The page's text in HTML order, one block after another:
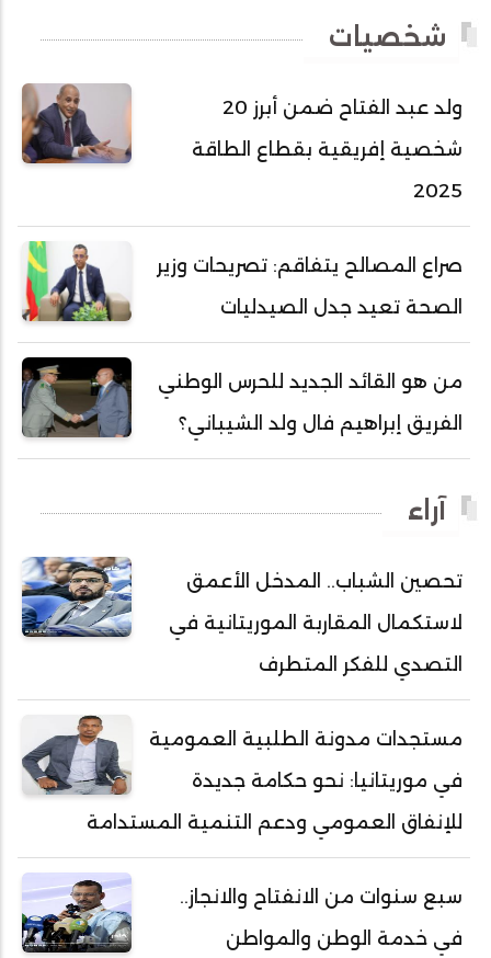
أحمد عبد الله أحمد مسكه
أحمد محفوظ حسني
أحمد محمد عبدالرحمن أمين
أحمد محمود محمد المامي النيسان
أحمد هارون الشيخ سيديا
أحمد ولد آبه
أحمد ولد الديه
أحمد ولد السالك
أحمد ولد باهيه
أحمد ولد داداه
أحمد ولد علال
أحمد ولد محمد ديدي
أحمد ولد محمدو
أحمد ولد نافع
أحمد ولد يحيى
أحمدا كلي
أحمدسالم ولد العربي
أحمدنا ولد سيد أب
أحمدو ولد أبوه
شخصيات
ولد عبد الفتاح ضمن أبرز 20
شخصية إفريقية بقطاع الطاقة
2025
صراع المصالح يتفاقم: تصريحات وزير
الصحة تعيد جدل الصيدليات
من هو القائد الجديد للحرس الوطني
الفريق إبراهيم فال ولد الشيباني؟
آراء
تحصين الشباب.. المدخل الأعمق
لاستكمال المقاربة الموريتانية في
التصدي للفكر المتطرف
مستجدات مدونة الطلبية العمومية
في موريتانيا: نحو حكامة جديدة
للإنفاق العمومي ودعم التنمية المستدامة
سبع سنوات من الانفتاح والانجاز..
في خدمة الوطن والمواطن